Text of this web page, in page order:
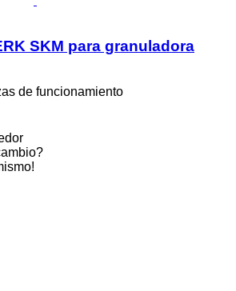
SKM para granuladora
de funcionamiento